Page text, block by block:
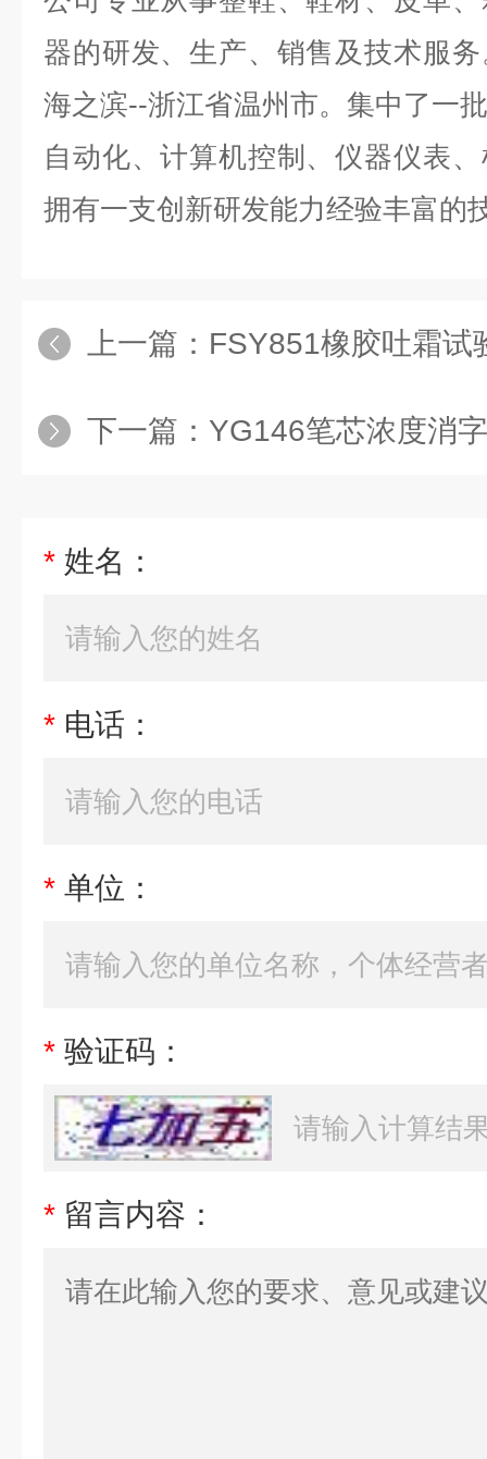
器的研发、生产、销售及技术服
海之滨--浙江省温州市。集中了一
自动化、计算机控制、仪器仪表
拥有一支创新研发能力经验丰富的
上一篇： FSY851橡胶吐霜试
下一篇： YG146笔芯浓度消
* 姓名：
* 电话：
* 单位：
* 验证码：
* 留言内容：